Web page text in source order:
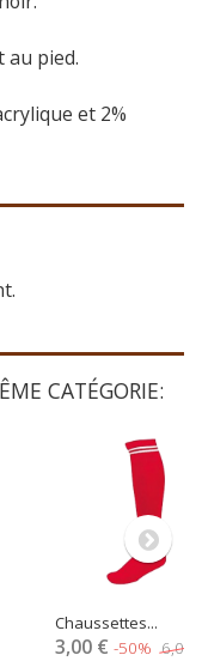
au pied.
et 2%
CATÉGORIE:
Chaussettes...
3,00 € -50% 6,00